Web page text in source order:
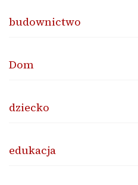
budownictwo
Dom
dziecko
edukacja